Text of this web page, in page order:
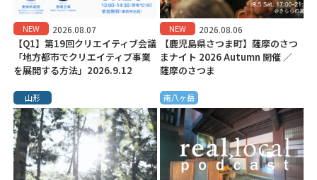
NEW 2026.08.07
【Q1】第19回クリエイティブ会議
「地方都市でクリエイティブ事業
を展開する方法」2026.9.12
NEW 2026.08.06
【鹿児島県さつま町】薩摩のさつ
まナイト 2026 Autumn 開催 ／
薩摩のさつま
山形 南八ヶ岳